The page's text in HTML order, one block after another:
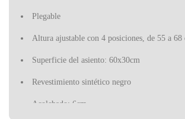
Plegable
Altura ajustable con 4 posiciones, de 55 a 68
Superficie del asiento: 60x30cm
Revestimiento sintético negro
Acolchado: 6cm